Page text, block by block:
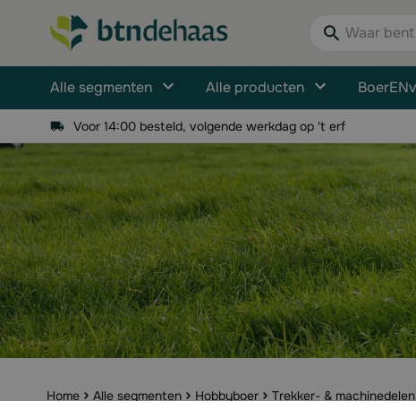
Waar bent u
Alle segmenten Alle producten
Voor 14:00 besteld, volgende werkdag op 't erf
Home Alle segmenten Hobbyboer Trekker- & machinedelen